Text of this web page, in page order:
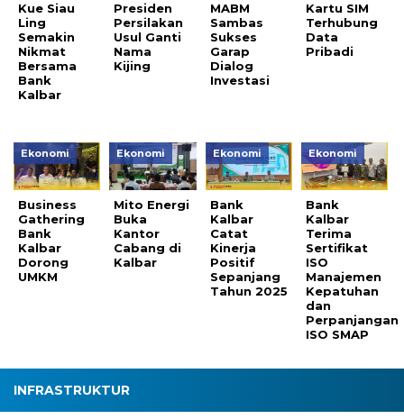
Kue Siau
Ling
Semakin
Nikmat
Bersama
Bank
Kalbar
Presiden
Persilakan
Usul Ganti
Nama
Kijing
MABM
Sambas
Sukses
Garap
Dialog
Investasi
Kartu SIM
Terhubung
Data
Pribadi
Ekonomi
Business
Gathering
Bank
Kalbar
Dorong
UMKM
Ekonomi
Mito Energi
Buka
Kantor
Cabang di
Kalbar
Ekonomi
Bank
Kalbar
Catat
Kinerja
Positif
Sepanjang
Tahun 2025
Ekonomi
Bank
Kalbar
Terima
Sertifikat
ISO
Manajemen
Kepatuhan
dan
Perpanjangan
ISO SMAP
INFRASTRUKTUR